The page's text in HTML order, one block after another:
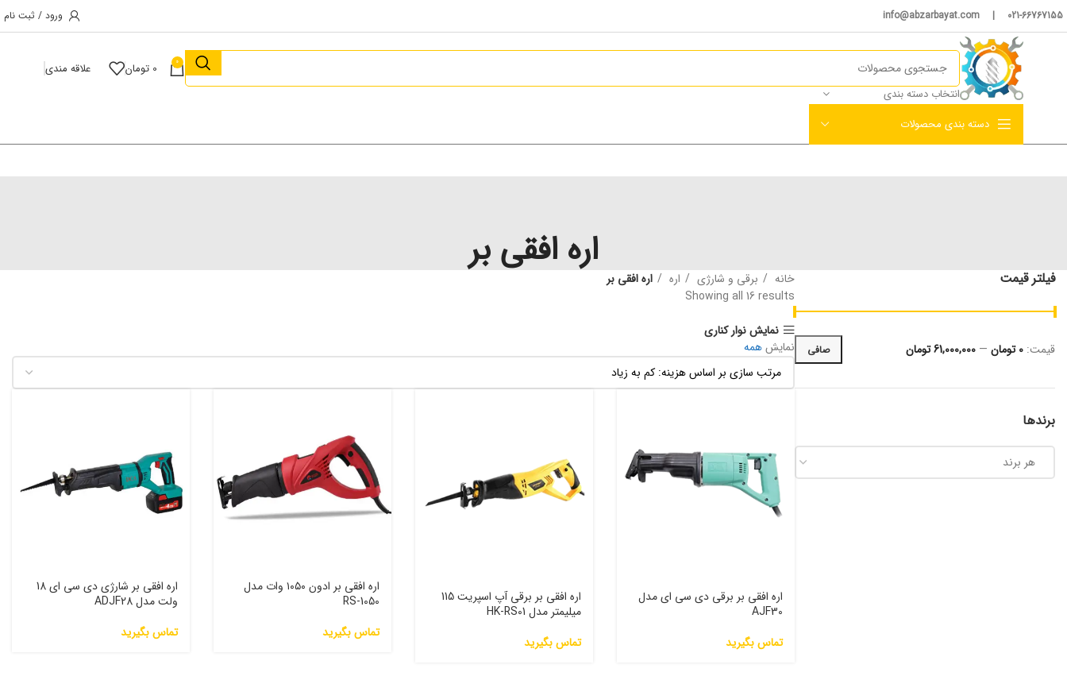
021-66767155 | info@abzarbayat.com ورود / ثبت نام
انتخاب دسته بندی
0
0 تومان علاقه مندی
دسته بندی محصولات
اره افقی بر
فیلتر قیمت
صافی قيمت: 0 تومان — 61,000,000 تومان
برندها
هر برند
خانه برقی و شارژی اره
اره افقی بر
Showing all 16 results
نمایش نوار کناری
نمایشهمه
اره افقی بر برقی دی سی ای مدل
AJF30
تماس بگیرید
اره افقی بر برقی آپ اسپریت 115
میلیمتر مدل HK-RS01
تماس بگیرید
اره افقی بر ادون ۱۰۵۰ وات مدل
RS-1050
تماس بگیرید
اره افقی بر شارژی دی سی ای 18
ولت مدل ADJF28
تماس بگیرید